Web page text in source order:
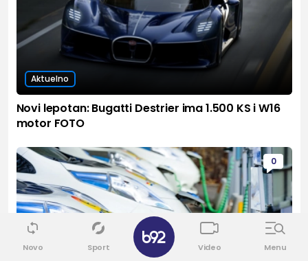
Aktuelno
Novi lepotan: Bugatti Destrier ima 1.500 KS i W16
motor FOTO
0
Novo Sport Video Menu